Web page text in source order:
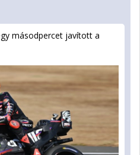
másodpercet javított a